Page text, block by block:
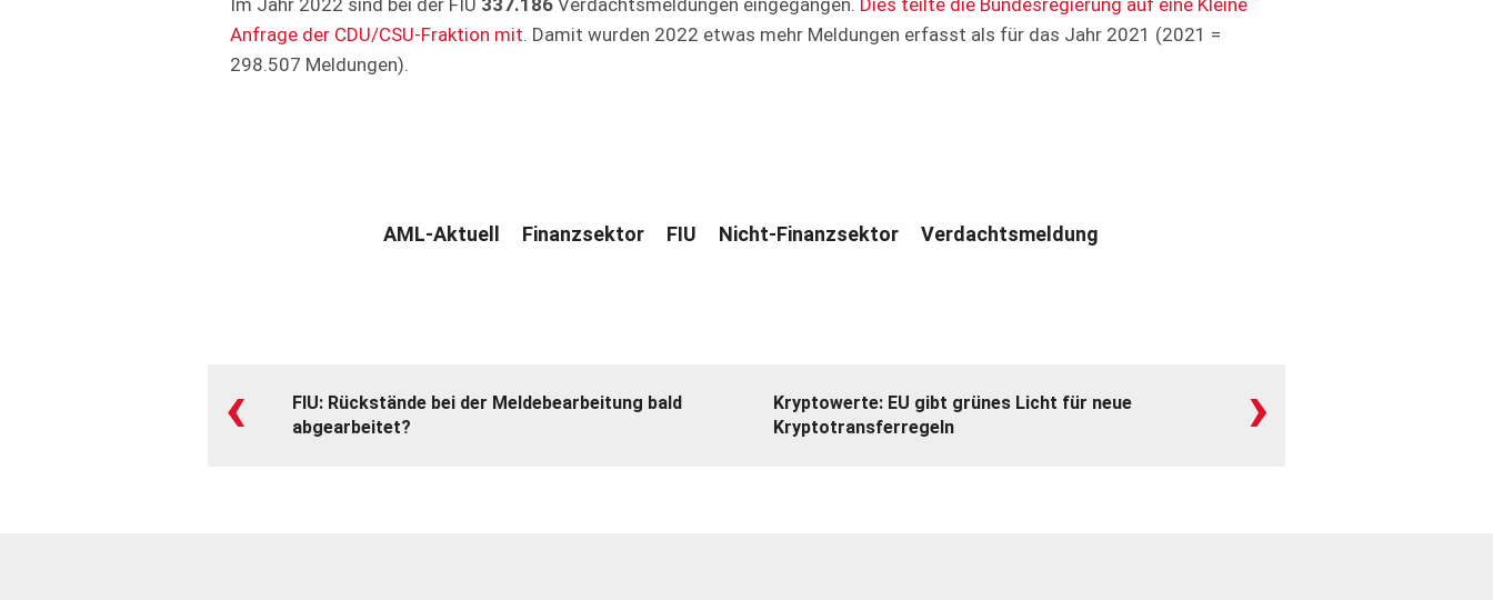
Im Jahr 2022 sind bei der FIU 337.186 Verdachtsmeldungen eingegangen. Dies teilte die Bundesregierung auf eine Kleine
Anfrage der CDU/CSU-Fraktion mit. Damit wurden 2022 etwas mehr Meldungen erfasst als für das Jahr 2021 (2021 =
298.507 Meldungen).
AML-Aktuell Finanzsektor FIU Nicht-Finanzsektor Verdachtsmeldung
‹
FIU: Rückstände bei der Meldebearbeitung bald
abgearbeitet?
Kryptowerte: EU gibt grünes Licht für neue
Kryptotransferregeln
›